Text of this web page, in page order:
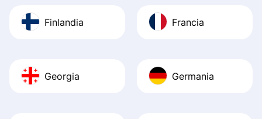
Finlandia Francia
Georgia Germania